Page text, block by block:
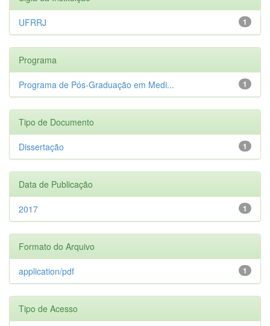
1
UFRRJ
Programa
1
Programa de Pós-Graduação em Medi...
Tipo de Documento
1
Dissertação
Data de Publicação
1
2017
Formato do Arquivo
1
application/pdf
Tipo de Acesso